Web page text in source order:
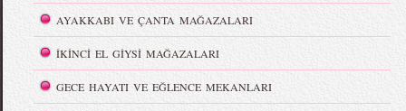
AYAKKABI VE ÇANTA MAĞAZALARI
İKİNCİ EL GİYSİ MAĞAZALARI
GECE HAYATI VE EĞLENCE MEKANLARI